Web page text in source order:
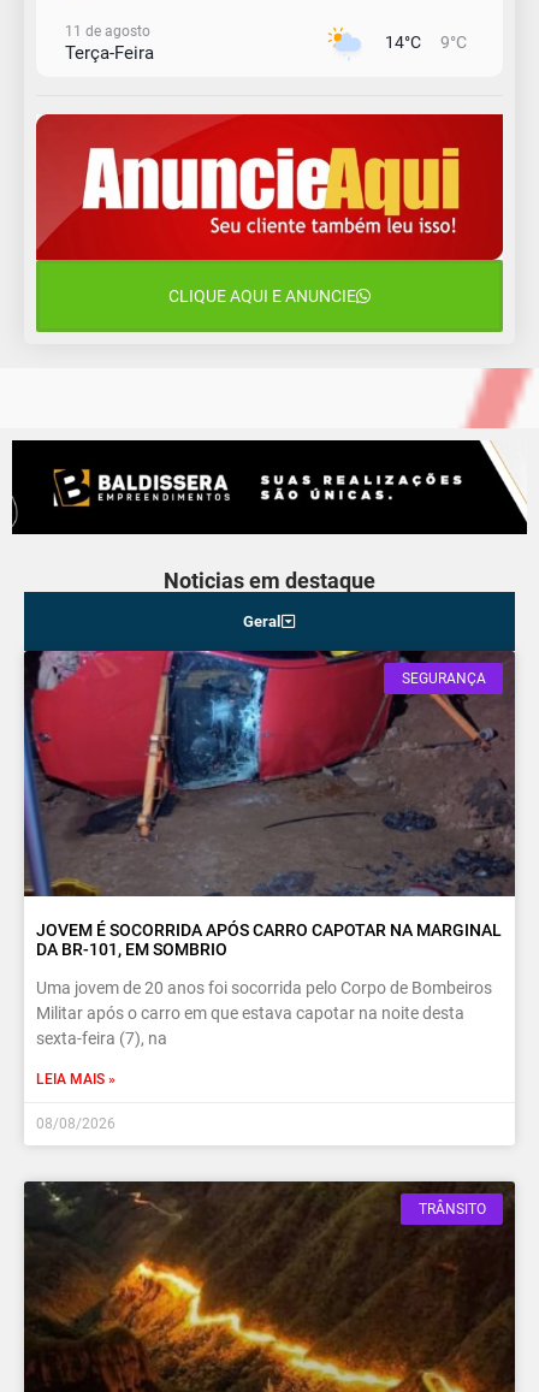
11 de agosto
Terça-Feira 14°C 9°C
Quarta-Feira 13°C 11°C
13 de agosto
Quinta-Feira
Sexta-Feira
CLIQUE AQUI E ANUNCIE
Noticias em destaque
Geral
SEGURANÇA
JOVEM É SOCORRIDA APÓS CARRO CAPOTAR NA MARGINAL
DA BR-101, EM SOMBRIO
Uma jovem de 20 anos foi socorrida pelo Corpo de Bombeiros
Militar após o carro em que estava capotar na noite desta
sexta-feira (7), na
LEIA MAIS »
08/08/2026
TRÂNSITO